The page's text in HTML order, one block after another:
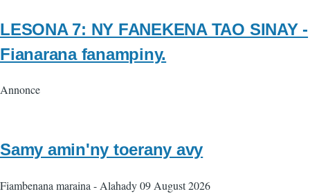
LESONA 7: NY FANEKENA TAO SINAY -
Fianarana fanampiny.
Annonce
Samy amin'ny toerany avy
Fiambenana maraina-Alahady 09 August 2026